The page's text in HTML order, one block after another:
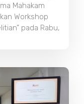
Mahakam
Workshop
pada Rabu,